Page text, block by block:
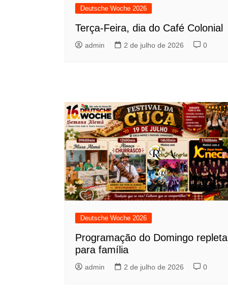
Deutsche Woche 2026
Terça-Feira, dia do Café Colonial
admin 2 de julho de 2026 0
Deutsche Woche 2026
Programação do Domingo repleta
para família
admin 2 de julho de 2026 0